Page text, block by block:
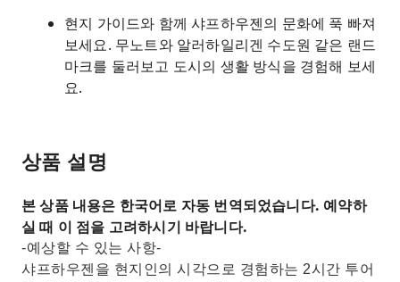
현지 가이드와 함께 샤프하우젠의 문화에 푹 빠져
보세요. 무노트와 알러하일리겐 수도원 같은 랜드
마크를 둘러보고 도시의 생활 방식을 경험해 보세
요.
상품 설명
본 상품 내용은 한국어로 자동 번역되었습니다. 예약하
실 때 이 점을 고려하시기 바랍니다.
-예상할 수 있는 사항-
샤프하우젠을 현지인의 시각으로 경험하는 2시간 투어